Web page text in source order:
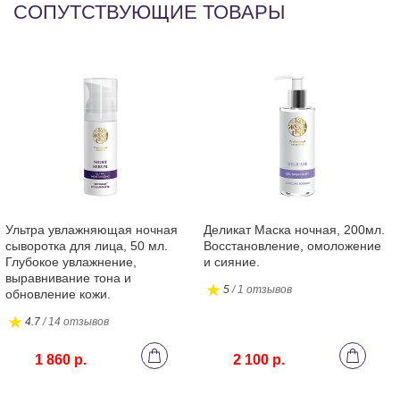
СОПУТСТВУЮЩИЕ ТОВАРЫ
Ультра увлажняющая ночная
сыворотка для лица, 50 мл.
Глубокое увлажнение,
выравнивание тона и
обновление кожи.
4.7/ 14 отзывов
1 860 р.
Деликат Маска ночная, 200мл.
Восстановление, омоложение
и сияние.
5/ 1 отзывов
2 100 р.